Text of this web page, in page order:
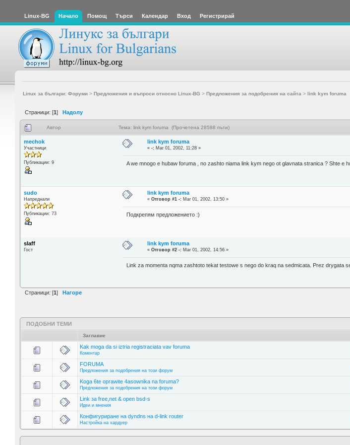
Linux-BG Начало Помощ Търси Календар Вход Регистрирай
Linux за българи: Форуми> Предложения и въпроси относно Linux-BG > Предложения за подобрения на сайта > link kym foruma
Страници: [1] Надолу
Автор Тема: link kym foruma (Прочетена 28588 пъти)
mechok
Участници
Публикации: 9
link kym foruma
«-: Mar 01, 2002, 11:28 »
A we mnogo e hubaw foruma , no zashto niama link kym nego ot glavnata stranica ? Shte e
sudo
Напреднали
Публикации: 73
link kym foruma
«Отговор #1 -: Mar 01, 2002, 13:50 »
Подкрепям предложението :)
slaff
Гост
link kym foruma
«Отговор #2 -: Mar 01, 2002, 14:56 »
Link za momenta nqma zashtoto tekat testowe s nego do kraq na sedmicata. Prez drygata
Страници: [1] Нагоре
ПОДОБНИ ТЕМИ
Заглавие
Kak moga da si iztria registraciata vav foruma
Коментар
FORUMA
Предложения за подобрения на този форум
Koga 6te oprawite 4asownika na foruma?
Предложения за подобрения на този форум
Link за free,net & open bsd-s
Идеи и мнения
Конфигуриране на dyndns на d-link router
Настройка на хардуер